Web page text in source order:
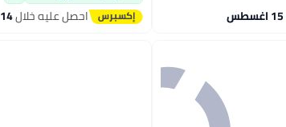
احصل عليه خلال14 - 15 اغسطس